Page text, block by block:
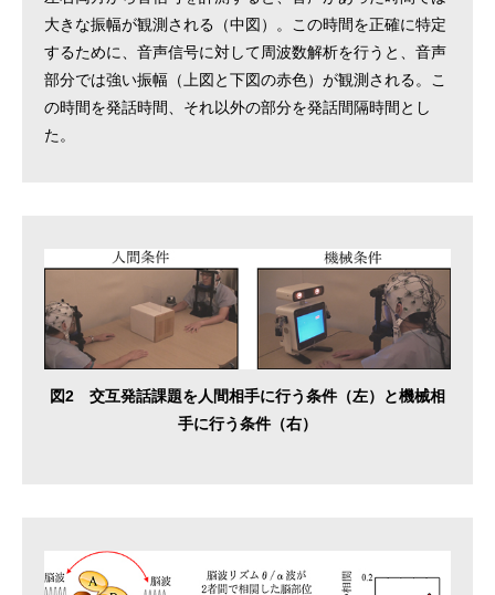
大きな振幅が観測される（中図）。この時間を正確に特定
するために、音声信号に対して周波数解析を行うと、音声
部分では強い振幅（上図と下図の赤色）が観測される。こ
の時間を発話時間、それ以外の部分を発話間隔時間とし
た。
図2 交互発話課題を人間相手に行う条件（左）と機械相
手に行う条件（右）